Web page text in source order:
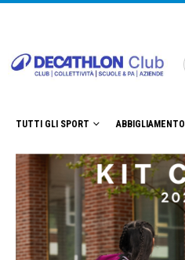
TUTTI GLI SPORT ABBIGLIAMENTO